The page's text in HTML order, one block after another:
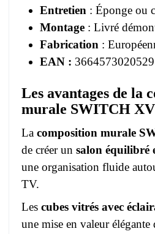
Entretien : Éponge ou
Montage : Livré
Fabrication :
EAN : 3664573020529
Les avantages de la
murale SWITCH
La composition murale
de créer un salon équilibré
une organisation fluide
TV.
Les cubes vitrés avec
une mise en valeur élégante